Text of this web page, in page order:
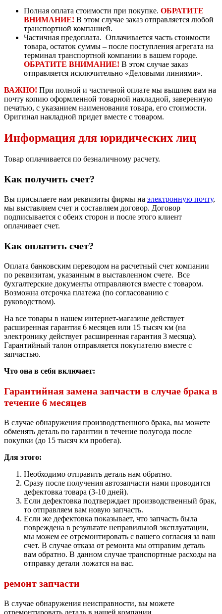
Полная оплата стоимости при покупке. ОБРАТИТЕ
ВНИМАНИЕ! В этом случае заказ отправляется любой
транспортной компанией.
Частичная предоплата. Оплачивается часть стоимости
товара, остаток суммы – после поступления агрегата на
терминал транспортной компании в вашем городе.
ОБРАТИТЕ ВНИМАНИЕ! В этом случае заказ
отправляется исключительно «Деловыми линиями».
ВАЖНО! При полной и частичной оплате мы вышлем вам на
почту копию оформленной товарной накладной, заверенную
печатью, с указанием наименования товара, его стоимости.
Оригинал накладной придет вместе с товаром.
Информация для юридических лиц
Товар оплачивается по безналичному расчету.
Как получить счет?
Вы присылаете нам реквизиты фирмы на электронную почту,
мы выставляем счет и составляем договор. Договор
подписывается с обеих сторон и после этого клиент
оплачивает счет.
Как оплатить счет?
Оплата банковским переводом на расчетный счет компании
по реквизитам, указанным в выставленном счете. Все
бухгалтерские документы отправляются вместе с товаром.
Возможна отсрочка платежа (по согласованию с
руководством).
На все товары в нашем интернет-магазине действует
расширенная гарантия 6 месяцев или 15 тысяч км (на
электронику действует расширенная гарантия 3 месяца).
Гарантийный талон отправляется покупателю вместе с
запчастью.
Что она в себя включает:
Гарантийная замена запчасти в случае брака в
течение 6 месяцев
В случае обнаружения производственного брака, вы можете
обменять деталь по гарантии в течение полугода после
покупки (до 15 тысяч км пробега).
Для этого:
Необходимо отправить деталь нам обратно.
Сразу после получения автозапчасти нами проводится
дефектовка товара (3-10 дней).
Если дефектовка подтверждает производственный брак,
то отправляем вам новую запчасть.
Если же дефектовка показывает, что запчасть была
повреждена в результате неправильной эксплуатации,
мы можем ее отремонтировать с вашего согласия за ваш
счет. В случае отказа от ремонта мы отправим деталь
вам обратно. В данном случае транспортные расходы на
отправку детали ложатся на вас.
ремонт запчасти
В случае обнаружения неисправности, вы можете
отремонтировать деталь в нашей компании.